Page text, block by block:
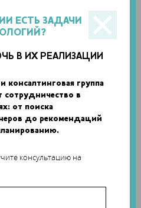
ЕСТЬ ЗАДАЧИ
В ИХ РЕАЛИЗАЦИИ
консалтинговая группа
сотрудничество в
от поиска
до рекомендаций
консультацию на
онлайн приложение для
устройства. Его
он не просто